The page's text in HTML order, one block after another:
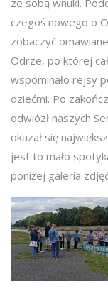
czegoś nowego o
zobaczyć
Odrze, po której
wspominało rejsy
dziećmi. Po
odwiózł naszych
okazał się
jest to mało
poniżej galeria